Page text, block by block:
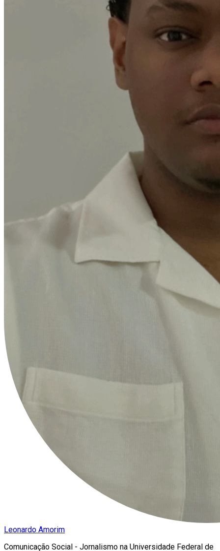
Leonardo Amorim
Comunicação Social - Jornalismo na Universidade Federal de